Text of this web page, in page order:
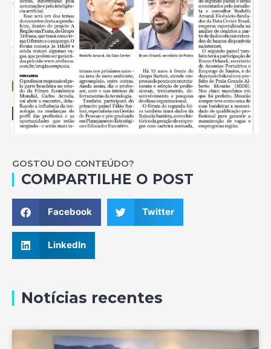
GOSTOU DO CONTEÚDO?
COMPARTILHE O POST
Facebook Twitter
LinkedIn
Notícias recentes